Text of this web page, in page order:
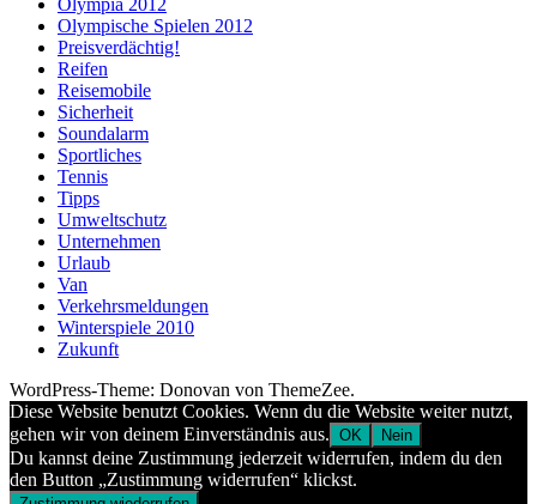
Olympische Spielen 2012
Preisverdächtig!
Reifen
Reisemobile
Sicherheit
Soundalarm
Sportliches
Tennis
Tipps
Umweltschutz
Unternehmen
Urlaub
Van
Verkehrsmeldungen
Winterspiele 2010
Zukunft
WordPress-Theme: Donovan von ThemeZee.
Diese Website benutzt Cookies. Wenn du die Website weiter nutzt,
gehen wir von deinem Einverständnis aus. OK Nein
Du kannst deine Zustimmung jederzeit widerrufen, indem du den
den Button „Zustimmung widerrufen“ klickst.